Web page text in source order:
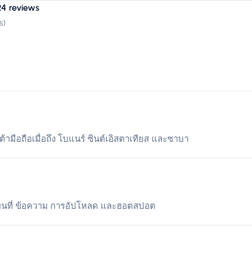
reviews
)
ามือถือเมื่อถึง โบแนร์ ซินต์เอิสตาเทียส และซาบา
นที่ ข้อความ การอัปโหลด และฮอตสปอต